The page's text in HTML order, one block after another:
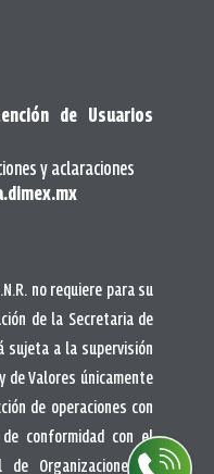
de Usuarios
y aclaraciones
no requiere para su
de la Secretaria de
sujeta a la supervisión
de Valores únicamente
de operaciones con
conformidad con el
Organizaciones y